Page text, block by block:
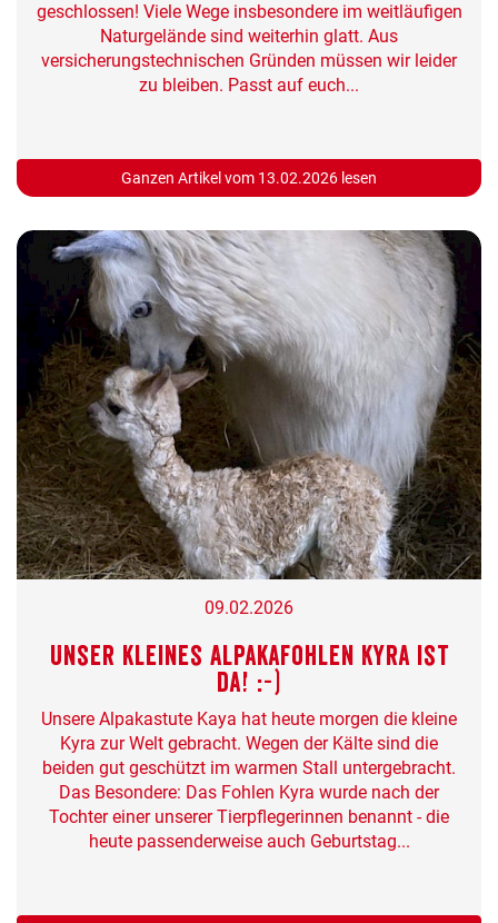
geschlossen! Viele Wege insbesondere im weitläufigen
Naturgelände sind weiterhin glatt. Aus
versicherungstechnischen Gründen müssen wir leider
zu bleiben. Passt auf euch...
Ganzen Artikel vom 13.02.2026 lesen
09.02.2026
Unser kleines Alpakafohlen Kyra ist
da! :-)
Unsere Alpakastute Kaya hat heute morgen die kleine
Kyra zur Welt gebracht. Wegen der Kälte sind die
beiden gut geschützt im warmen Stall untergebracht.
Das Besondere: Das Fohlen Kyra wurde nach der
Tochter einer unserer Tierpflegerinnen benannt - die
heute passenderweise auch Geburtstag...